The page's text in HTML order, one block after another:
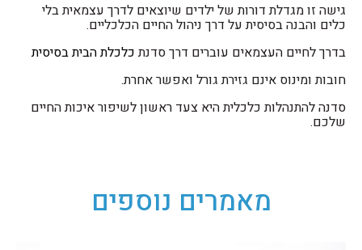
גישה זו מגדלת דורות של ילדים שיוצאים לדרך עצמאית בלי
כלים והבנה בסיסית על דרך ניהול החיים הכלכליים.
בדרך לחיים העצמאים עוברים דרך סדנתכלכלת הבית בסיסית
חובות ומינוס אינם גזירת גורל ואפשר אחרת.
סדנה להתנהלות כלכלית היא צעד ראשון לשיפור איכות החיים
שלכם.
מאמרים נוספים